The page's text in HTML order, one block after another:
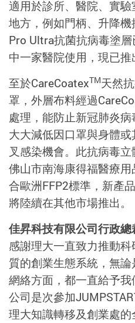
適用於診所、醫院、實
地方，例如門柄、升降
Pro Ultra抗菌抗病毒塗
中一家醫院使用，現已推
至於CareCoatexTM天然
罩，外層布料經過
處理，能防止新冠肺炎病
大大減低因口罩與身體
叉感染機會。此抗病毒
佛山市南海康得福醫療
合歐洲FFP2標準，新產
將陸續在其他市場推出。
佳昇科技有限公司行政
感謝理大一直致力推動
質的創業生態系統，無
網絡方面，都一直給予
公司是次參加
理大知識轉移及創業處